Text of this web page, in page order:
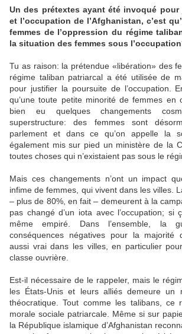
Un des prétextes ayant été invoqué pour
et l’occupation de l’Afghanistan, c’est
femmes de l’oppression du régime
la situation des femmes sous
Tu as raison: la prétendue «libération» des
régime taliban patriarcal a été utilisée de
pour justifier la poursuite de l’occupation.
qu’une toute petite minorité de femmes en
bien eu quelques changements
superstructure: des femmes sont
parlement et dans ce qu’on appelle la
également mis sur pied un ministère de la
toutes choses qui n’existaient pas sous le
Mais ces changements n’ont un impact
infime de femmes, qui vivent dans les villes.
– plus de 80%, en fait – demeurent à la
pas changé d’un iota avec l’occupation; si
même empiré. Dans l’ensemble, la
conséquences négatives pour la majorité
aussi vrai dans les villes, en particulier
classe ouvrière.
Est-il nécessaire de le rappeler, mais le
les États-Unis et leurs alliés demeure un
théocratique. Tout comme les talibans, ce
morale sociale patriarcale. Même si sur
la République islamique d’Afghanistan